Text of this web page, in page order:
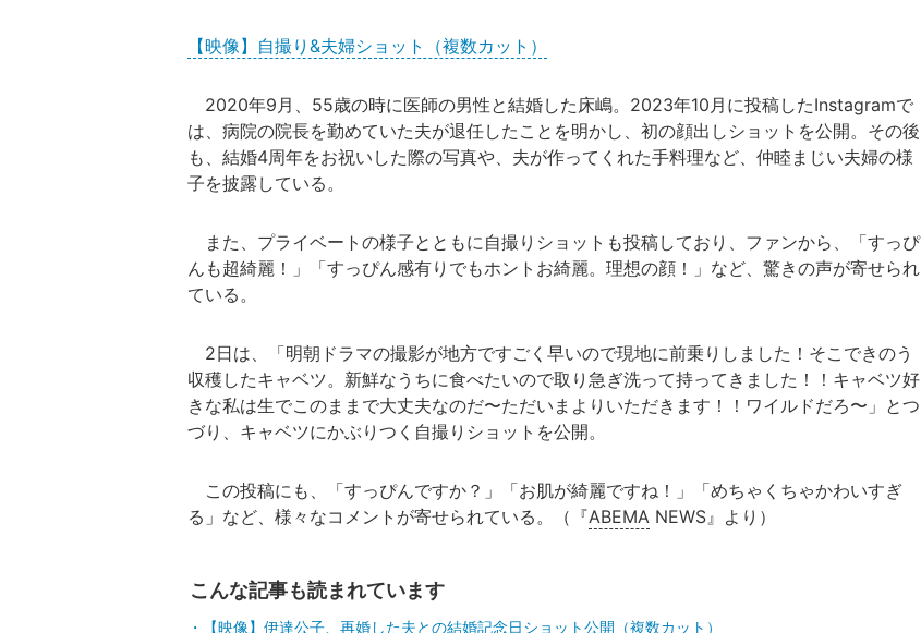
【映像】自撮り&夫婦ショット（複数カット）
2020年9月、55歳の時に医師の男性と結婚した床嶋。2023年10月に投稿したInstagramで
は、病院の院長を勤めていた夫が退任したことを明かし、初の顔出しショットを公開。その後
も、結婚4周年をお祝いした際の写真や、夫が作ってくれた手料理など、仲睦まじい夫婦の様
子を披露している。
また、プライベートの様子とともに自撮りショットも投稿しており、ファンから、「すっぴ
んも超綺麗！」「すっぴん感有りでもホントお綺麗。理想の顔！」など、驚きの声が寄せられ
ている。
2日は、「明朝ドラマの撮影が地方ですごく早いので現地に前乗りしました！そこできのう
収穫したキャベツ。新鮮なうちに食べたいので取り急ぎ洗って持ってきました！！キャベツ好
きな私は生でこのままで大丈夫なのだ〜ただいまよりいただきます！！ワイルドだろ〜」とつ
づり、キャベツにかぶりつく自撮りショットを公開。
この投稿にも、「すっぴんですか？」「お肌が綺麗ですね！」「めちゃくちゃかわいすぎ
る」など、様々なコメントが寄せられている。（『ABEMA NEWS』より）
こんな記事も読まれています
【映像】伊達公子、再婚した夫との結婚記念日ショット公開（複数カット）